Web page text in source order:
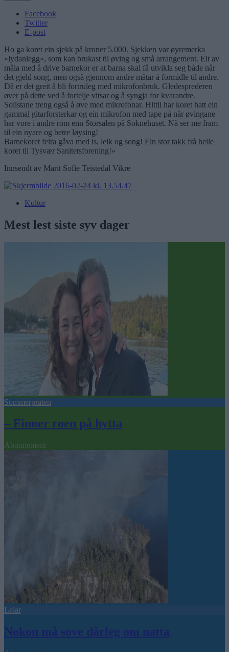
Facebook
Twitter
E-post
Ho ga koret ein sjekk på kroner 5.000. Sjekken var øyremerka
«lydanlegg», som kan brukast til øving og små arrangement. Eit av
måla med å drive barnekor er at barna skal få utvikla seg både når
det gjeld song, men også gjennom andre måtar å formidle til andre.
Då er det greit å bli fortruleg med mikrofonbruk. Gledesprederen
øver på dette ved å fortelje vitsar og å syngja for kvarandre.
Solistane treng også å øve med mikrofonar. Hittil har koret hatt ein
gammal gitarforsterkar og ein mikrofon med tape på når øvingane
har vore i andre rom enn Storsalen på Soknehuset. Nå ser me fram
til ein nyare og betre løysing!
Barnekoret feira gåva med is, leik og song! Ein stor takk frå heile
koret til Tysvær Sanitetsforening!»
Innsendt av Marit Sofie Teistedal Vikre
Kultur
Mest lest siste syv dager
Sommerpraten
– Finner roen på hytta
Abonnement
Leiar
Nokon må sove dårleg om natta